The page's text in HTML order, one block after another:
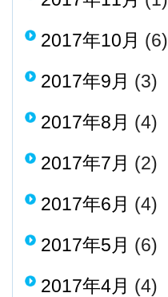
2017年10月 (6)
2017年9月 (3)
2017年8月 (4)
2017年7月 (2)
2017年6月 (4)
2017年5月 (6)
2017年4月 (4)